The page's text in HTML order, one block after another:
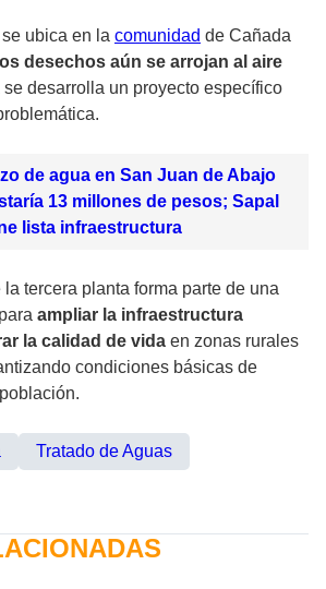
ubica en la comunidad de Cañada
los desechos aún se arrojan al aire
se desarrolla un proyecto específico
de agua en San Juan de Abajo
13 millones de pesos; Sapal
lista infraestructura
tercera planta forma parte de una
ampliar la infraestructura
la calidad de vida en zonas rurales
condiciones básicas de
Tratado de Aguas